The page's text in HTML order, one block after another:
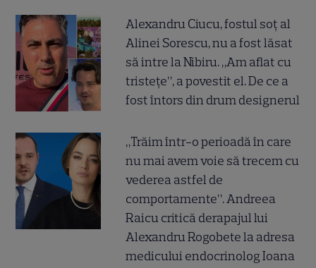
Alexandru Ciucu, fostul soț al
Alinei Sorescu, nu a fost lăsat
să intre la Nibiru. „Am aflat cu
tristețe”, a povestit el. De ce a
fost întors din drum designerul
„Trăim într-o perioadă în care
nu mai avem voie să trecem cu
vederea astfel de
comportamente”. Andreea
Raicu critică derapajul lui
Alexandru Rogobete la adresa
medicului endocrinolog Ioana